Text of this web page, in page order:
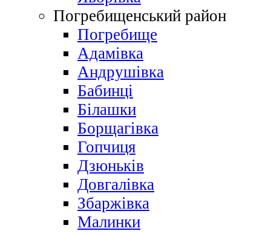
Погребищенський район
Погребище
Адамівка
Андрушівка
Бабинці
Білашки
Борщагівка
Гопчиця
Дзюньків
Довгалівка
Збаржівка
Малинки